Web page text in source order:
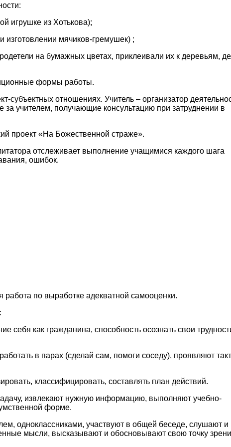
игрушке из Хотькова);
изготовлении мячиков-гремушек) ;
на бумажных цветах, приклеивали их к деревьям,
формы работы.
субъектных отношениях. Учитель – организатор
учителем, получающие консультацию при затруднении в
проект «На Божественной страже».
отслеживает выполнение учащимися каждого шага
ошибок.
работа по выработке адекватной самооценки.
себя как гражданина, способность осознать свои
в парах (сделай сам, помоги соседу), проявляют
классифицировать, составлять план действий.
извлекают нужную информацию, выполняют учебно-
форме.
одноклассниками, участвуют в общей беседе, слушают и
мысли, высказывают и обосновывают свою точку